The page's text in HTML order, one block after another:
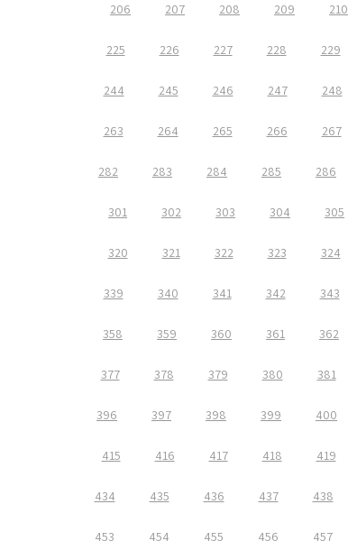
206 207 208 209 210
225 226 227 228 229
244 245 246 247 248
263 264 265 266 267
282 283 284 285 286
301 302 303 304 305
320 321 322 323 324
339 340 341 342 343
358 359 360 361 362
377 378 379 380 381
396 397 398 399 400
415 416 417 418 419
434 435 436 437 438
453 454 455 456 457